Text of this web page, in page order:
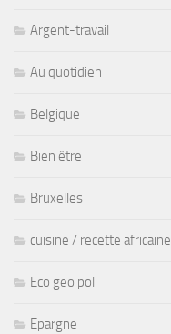
Argent-travail
Au quotidien
Belgique
Bien être
Bruxelles
cuisine / recette africaine
Eco geo pol
Epargne